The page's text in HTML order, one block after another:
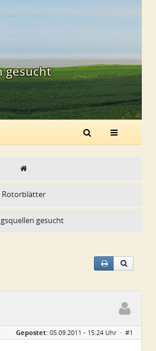
gesucht
Rotorblätter
gesucht
Gepostet: 05.09.2011 - 15:24 Uhr · #1